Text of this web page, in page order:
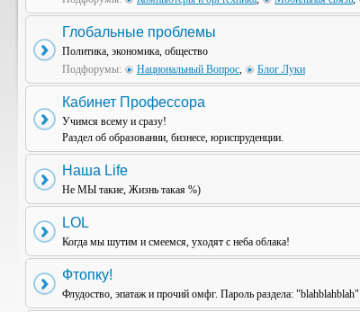
Глобальные проблемы
Политика, экономика, общество
Подфорумы:
Национальный Вопрос, Блог Луки
Кабинет Профессора
Учимся всему и сразу!
Раздел об образовании, бизнесе, юриспруденции.
Наша Life
Не МЫ такие, Жизнь такая %)
LOL
Когда мы шутим и смеемся, уходят с неба облака!
Фтопку!
Флудоство, эпатаж и прочий омфг. Пароль раздела: "blahblahblah"